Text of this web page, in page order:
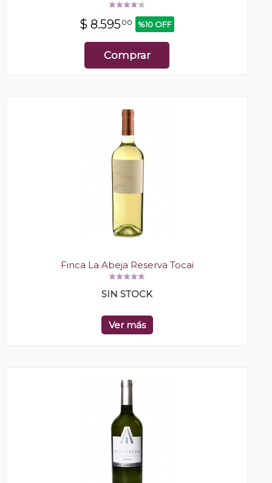
$ 8.59500 %10 OFF
Comprar
Finca La Abeja Reserva Tocai
SIN STOCK
Ver más